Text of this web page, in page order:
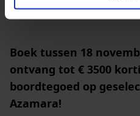
Boek tussen 18
ontvang tot € 3500
boordtegoed op
Azamara!